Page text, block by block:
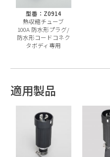
型番：Z0914
熱収縮チューブ
100A 防水形プラグ/
防水形コードコネク
タボディ専用
適用製品